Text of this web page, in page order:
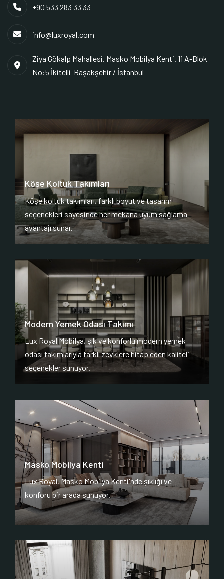
+90 533 283 33 33
info@luxroyal.com
Ziya Gökalp Mahallesi. Masko Mobilya Kenti. 11 A-Blok
No:5 İkitelli-Başakşehir / İstanbul
Köşe Koltuk Takımları
Köşe koltuk takımları, farklı boyut ve tasarım
seçenekleri sayesinde her mekana uyum sağlama
avantajı sunar.
Modern Yemek Odası Takımı
Lux Royal Mobilya, şık ve konforlu modern yemek
odası takımlarıyla farklı zevklere hitap eden kaliteli
seçenekler sunuyor.
Masko Mobilya Kenti
Lux Royal, Masko Mobilya Kenti'nde şıklığı ve
konforu bir arada sunuyor.